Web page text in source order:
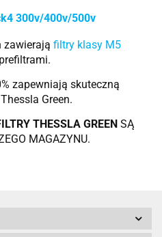
300v/400v/500v
zawierają filtry klasy M5
zapewniają skuteczną
Green.
THESSLA GREEN SĄ
MAGAZYNU.